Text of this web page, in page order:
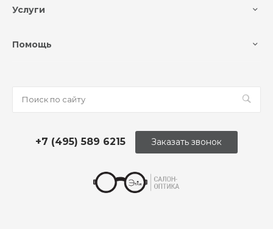
Услуги
Помощь
+7 (495) 589 6215 Заказать звонок